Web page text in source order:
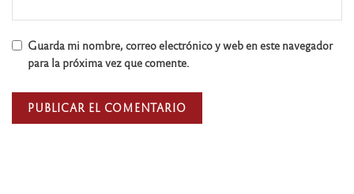
Guarda mi nombre, correo electrónico y web en este navegador
para la próxima vez que comente.